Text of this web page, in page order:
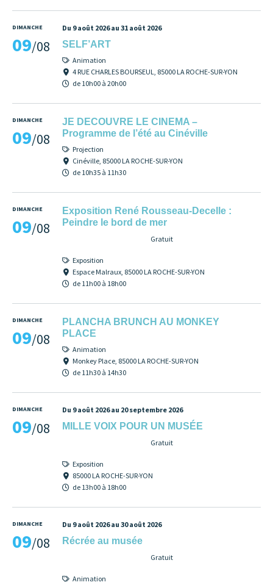
DIMANCHE
09/08
Du 9 août 2026 au 31 août 2026
SELF’ART
Animation
4 RUE CHARLES BOURSEUL, 85000 LA ROCHE-SUR-YON
de 10h00 à 20h00
DIMANCHE
09/08
JE DECOUVRE LE CINEMA –
Programme de l’été au Cinéville
Projection
Cinéville, 85000 LA ROCHE-SUR-YON
de 10h35 à 11h30
DIMANCHE
09/08
Exposition René Rousseau-Decelle :
Peindre le bord de mer
Gratuit
Exposition
Espace Malraux, 85000 LA ROCHE-SUR-YON
de 11h00 à 18h00
DIMANCHE
09/08
PLANCHA BRUNCH AU MONKEY
PLACE
Animation
Monkey Place, 85000 LA ROCHE-SUR-YON
de 11h30 à 14h30
DIMANCHE
09/08
Du 9 août 2026 au 20 septembre 2026
MILLE VOIX POUR UN MUSÉE
Gratuit
Exposition
85000 LA ROCHE-SUR-YON
de 13h00 à 18h00
DIMANCHE
09/08
Du 9 août 2026 au 30 août 2026
Récrée au musée
Gratuit
Animation